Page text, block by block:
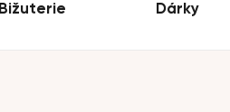
Bižuterie Dárky